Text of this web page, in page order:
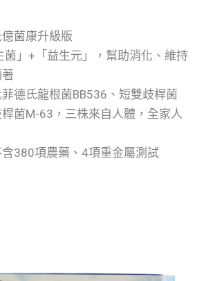
菌康升級版
」+「益生元」，幫助消化、維持
德氏龍根菌BB536、短雙歧桿菌
菌M-63，三株來自人體，全家人
380項農藥、4項重金屬測試